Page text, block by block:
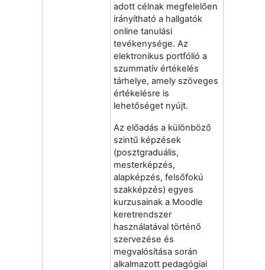
adott célnak megfelelően
irányítható a hallgatók
online tanulási
tevékenysége. Az
elektronikus portfólió a
szummatív értékelés
tárhelye, amely szöveges
értékelésre is
lehetőséget nyújt.
Az előadás a különböző
szintű képzések
(posztgraduális,
mesterképzés,
alapképzés, felsőfokú
szakképzés) egyes
kurzusainak a Moodle
keretrendszer
használatával történő
szervezése és
megvalósítása során
alkalmazott pedagógiai